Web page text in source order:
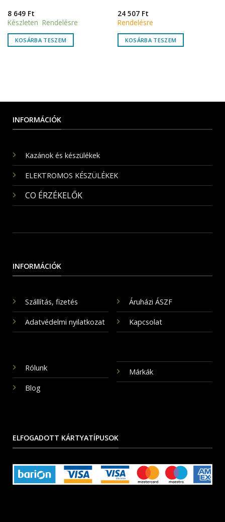
8 649 Ft
Készleten Rendelésre
KOSÁRBA TESZEM
24 507 Ft
Rendelésre
KOSÁRBA TESZEM
INFORMÁCIÓK
Kazánok és készülékek
ELEKTROMOS KÉSZÜLÉKEK
CO ÉRZÉKELŐK
INFORMÁCIÓK
Szállítás, fizetés
Adatvédelmi nyilatkozat
Áruházi ÁSZF
Kapcsolat
Rólunk
Blog
Márkák
ELFOGADOTT KÁRTYATÍPUSOK